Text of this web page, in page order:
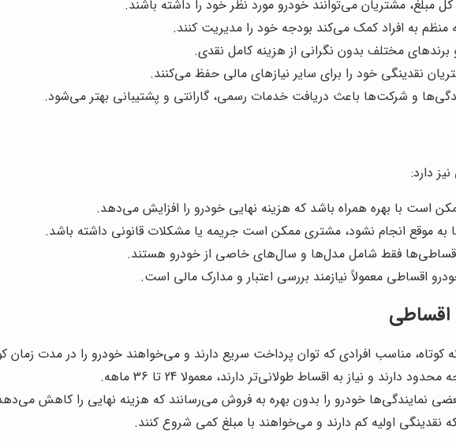
مبلغ، مشتریان می‌توانند خودرو مورد نظر خود را داشته باشند.
منظم به افراد کمک می‌کند بودجه خود را مدیریت کنند.
مختلف بدون نگرانی از هزینه کامل نقدی.
نقدینگی خود را برای سایر نیازهای مالی حفظ می‌کنند.
و شرکت‌ها باعث دریافت خدمات رسمی، گارانتی و پشتیبانی بهتر می‌شود.
دارد:
است با بهره همراه باشد که هزینه نهایی خودرو را افزایش می‌دهد.
به موقع انجام نشود، مشتری ممکن است جریمه یا مشکلات قانونی داشته باشد.
فقط شامل مدل‌ها و سال‌های خاصی از خودرو هستند.
اقساطی معمولاً نیازمند بررسی اعتبار و مدارک مالی است.
کوتاه، مناسب افرادی که توان پرداخت سریع دارند و می‌خواهند خودرو را در مدت زمان
دارند و نیاز به اقساط طولانی‌تر دارند، معمولا 24 تا 36 ماهه.
نمایندگی‌ها خودرو را بدون بهره به فروش می‌رسانند که هزینه نهایی را کاهش
اولیه کم دارند و می‌خواهند با مبلغ کمی شروع کنند.